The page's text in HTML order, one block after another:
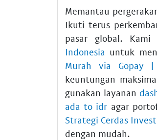
Memantau
Ikuti terus
pasar global. Kami
Indonesia untuk
Murah via Gopay |
keuntungan
gunakan layanan
ada to idr agar
Strategi Cerdas
dengan mudah.